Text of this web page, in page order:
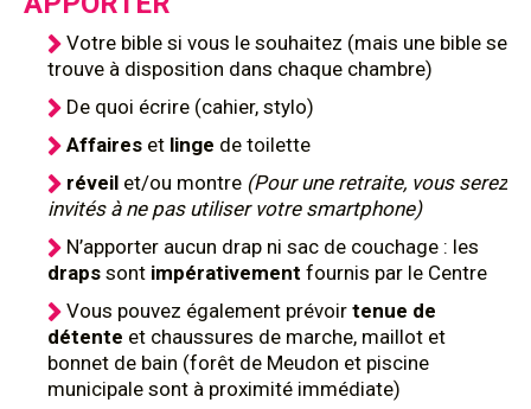
Votre bible si vous le souhaitez (mais une bible se
trouve à disposition dans chaque chambre)
De quoi écrire (cahier, stylo)
Affaires et linge de toilette
réveil et/ou montre (Pour une retraite, vous serez
invités à ne pas utiliser votre smartphone)
N’apporter aucun drap ni sac de couchage : les
draps sont impérativement fournis par le Centre
Vous pouvez également prévoir tenue de
détente et chaussures de marche, maillot et
bonnet de bain (forêt de Meudon et piscine
municipale sont à proximité immédiate)